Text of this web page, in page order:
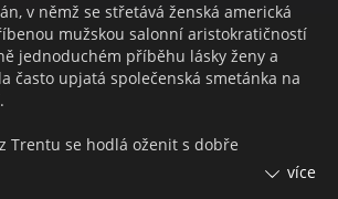
v němž se střetává ženská americká
mužskou salonní aristokratičností
jednoduchém příběhu lásky ženy a
často upjatá společenská smetánka na
Trentu se hodlá oženit s dobře
více